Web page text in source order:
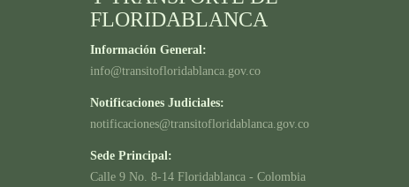
FLORIDABLANCA
Información General:
info@transitofloridablanca.gov.co
Notificaciones Judiciales:
notificaciones@transitofloridablanca.gov.co
Sede Principal:
Calle 9 No. 8-14 Floridablanca - Colombia